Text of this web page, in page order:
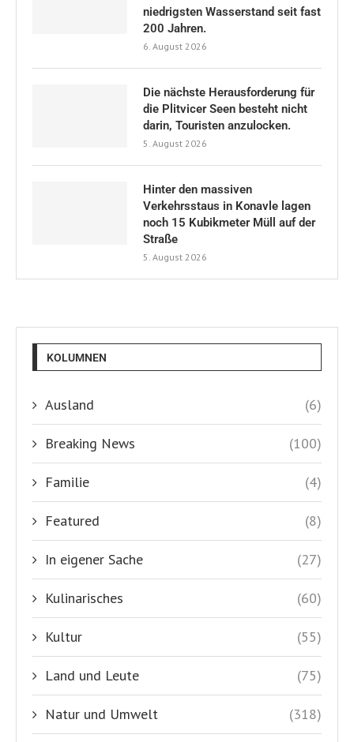
niedrigsten Wasserstand seit fast
200 Jahren.
6. August 2026
Die nächste Herausforderung für
die Plitvicer Seen besteht nicht
darin, Touristen anzulocken.
5. August 2026
Hinter den massiven
Verkehrsstaus in Konavle lagen
noch 15 Kubikmeter Müll auf der
Straße
5. August 2026
KOLUMNEN
Ausland (6)
Breaking News (100)
Familie (4)
Featured (8)
In eigener Sache (27)
Kulinarisches (60)
Kultur (55)
Land und Leute (75)
Natur und Umwelt (318)